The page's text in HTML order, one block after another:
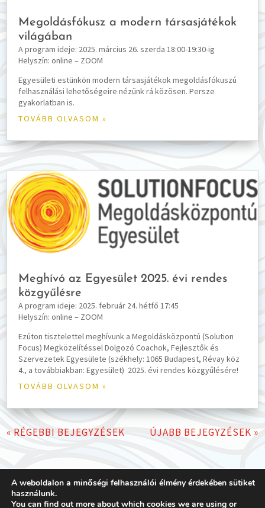
Megoldásfókusz a modern társasjátékok
világában
A program ideje: 2025. március 26. szerda 18:00-19:30-ig
Helyszín: online – ZOOM
Egyesületi estünkön modern társasjátékok megoldásfókuszú
felhasználási lehetőségeire nézünk rá közösen. Persze
gyakorlatban is.
TOVÁBB OLVASOM »
Meghívó az Egyesület 2025. évi rendes
közgyűlésre
A program ideje: 2025. február 24. hétfő 17:45
Helyszín: online – ZOOM
Ezúton tisztelettel meghívunk a Megoldásközpontú (Solution
Focus) Megközelítéssel Dolgozó Coachok, Fejlesztők és
Szervezetek Egyesülete (székhely: 1065 Budapest, Révay köz
4., a továbbiakban: Egyesület) 2025. évi rendes közgyűlésére!
TOVÁBB OLVASOM »
« RÉGEBBI BEJEGYZÉSEK ÚJABB BEJEGYZÉSEK »
A weboldalon a minőségi felhasználói élmény érdekében sütiket
használunk.
You can find out more about which cookies we are using or